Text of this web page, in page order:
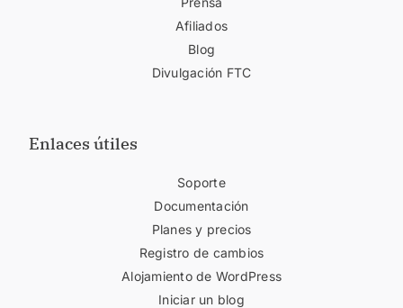
Afiliados
Blog
Divulgación FTC
Enlaces útiles
Soporte
Documentación
Planes y precios
Registro de cambios
Alojamiento de WordPress
Iniciar un blog